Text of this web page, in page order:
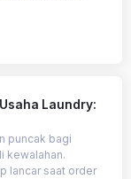
Laundry:
puncak bagi
kewalahan.
lancar saat order